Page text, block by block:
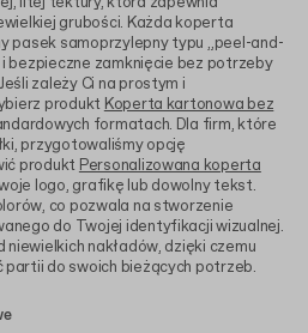
grubości. Każda koperta
pasek samoprzylepny typu „peel-and-
bezpieczne zamknięcie bez potrzeby
zależy Ci na prostym i
produkt Koperta kartonowa bez
formatach. Dla firm, które
przygotowaliśmy opcję
produkt Personalizowana koperta
logo, grafikę lub dowolny tekst.
co pozwala na stworzenie
do Twojej identyfikacji wizualnej.
nakładów, dzięki czemu
do swoich bieżących potrzeb.